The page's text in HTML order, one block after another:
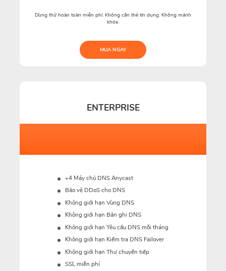
Dùng thử hoàn toàn miễn phí. Không cần thẻ tín dụng. Không mánh
khóe.
MUA NGAY
ENTERPRISE
+4 Máy chủ DNS Anycast
Bảo vệ DDoS cho DNS
Không giới hạn Vùng DNS
Không giới hạn Bản ghi DNS
Không giới hạn Yêu cầu DNS mỗi tháng
Không giới hạn Kiểm tra DNS Failover
Không giới hạn Thư chuyển tiếp
SSL miễn phí